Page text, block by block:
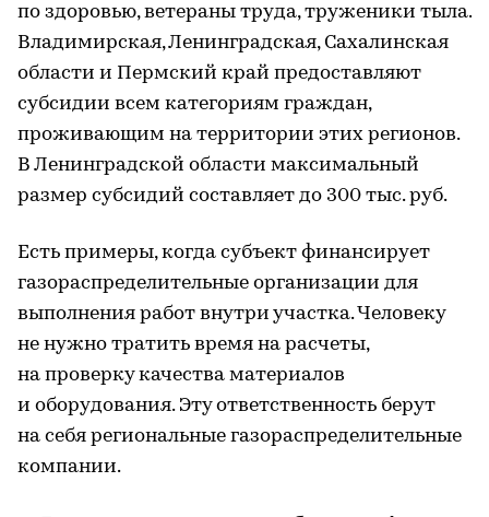
по здоровью, ветераны труда, труженики тыла.
Владимирская, Ленинградская, Сахалинская
области и Пермский край предоставляют
субсидии всем категориям граждан,
проживающим на территории этих регионов.
В Ленинградской области максимальный
размер субсидий составляет до 300 тыс. руб.
Есть примеры, когда субъект финансирует
газораспределительные организации для
выполнения работ внутри участка. Человеку
не нужно тратить время на расчеты,
на проверку качества материалов
и оборудования. Эту ответственность берут
на себя региональные газораспределительные
компании.